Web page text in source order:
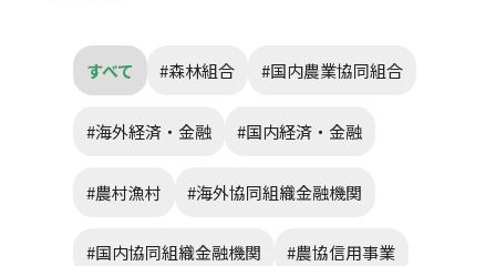
すべて #森林組合 #国内農業協同組合
#海外経済・金融 #国内経済・金融
#農村漁村 #海外協同組織金融機関
#国内協同組織金融機関 #農協信用事業